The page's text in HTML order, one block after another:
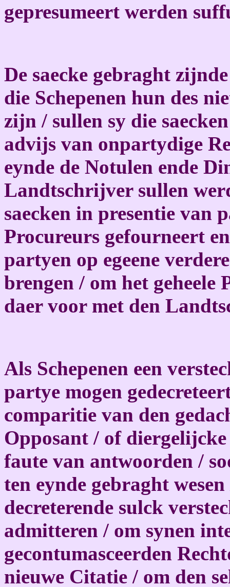
gepresumeert werden
De saecke gebraght
die Schepenen hun des
zijn / sullen sy die
advijs van onpartydige
eynde de Notulen ende
Landtschrijver sullen
saecken in presentie van
Procureurs gefourneert
partyen op egeene
brengen / om het geheele
daer voor met den
Als Schepenen een
partye mogen
comparitie van den
Opposant / of
faute van antwoorden /
ten eynde gebraght
decreterende sulck
admitteren / om synen
gecontumasceerden
nieuwe Citatie / om den